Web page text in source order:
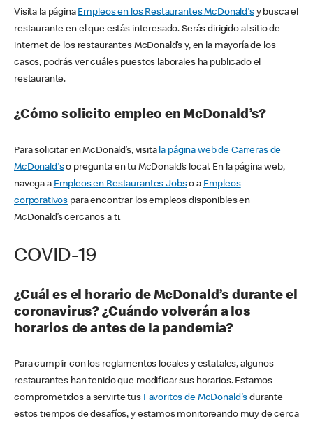
Visita la página Empleos en los Restaurantes McDonald'sy busca el
restaurante en el que estás interesado. Serás dirigido al sitio de
internet de los restaurantes McDonald’s y, en la mayoría de los
casos, podrás ver cuáles puestos laborales ha publicado el
restaurante.
¿Cómo solicito empleo en McDonald’s?
Para solicitar en McDonald’s, visita la página web de Carreras de
McDonald'so pregunta en tu McDonald’s local. En la página web,
navega a Empleos en Restaurantes Jobso a Empleos
corporativos para encontrar los empleos disponibles en
McDonald’s cercanos a ti.
COVID-19
¿Cuál es el horario de McDonald’s durante el
coronavirus? ¿Cuándo volverán a los
horarios de antes de la pandemia?
Para cumplir con los reglamentos locales y estatales, algunos
restaurantes han tenido que modificar sus horarios. Estamos
comprometidos a servirte tus Favoritos de McDonald's durante
estos tiempos de desafíos, y estamos monitoreando muy de cerca